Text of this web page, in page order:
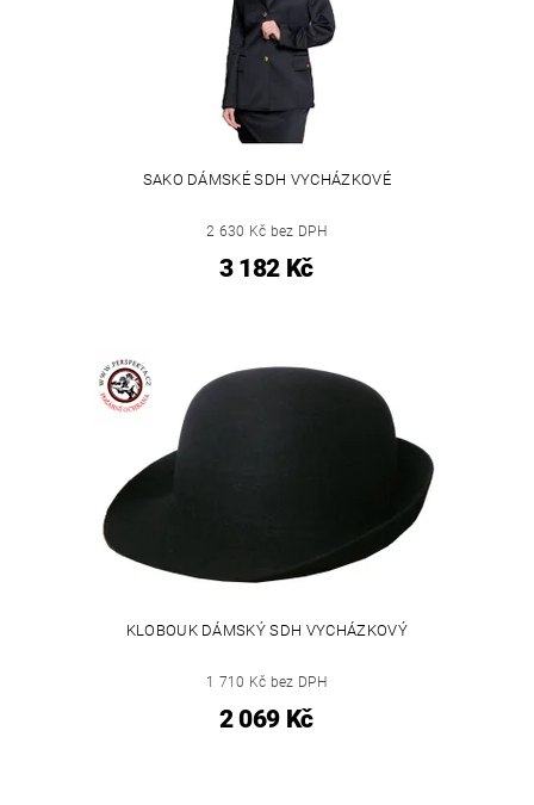
SAKO DÁMSKÉ SDH VYCHÁZKOVÉ
2 630 Kč bez DPH
3 182 Kč
KLOBOUK DÁMSKÝ SDH VYCHÁZKOVÝ
1 710 Kč bez DPH
2 069 Kč